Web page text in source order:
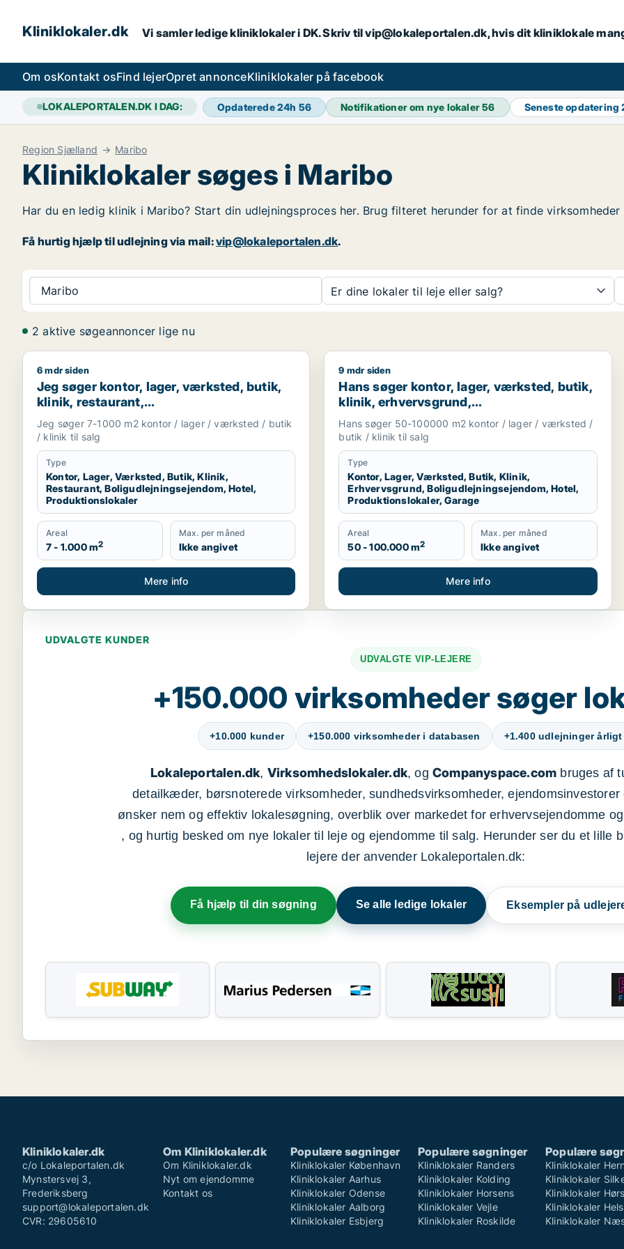
Kliniklokaler.dk Vi samler ledige kliniklokaler i DK. Skriv til vip@lokaleportalen.dk, hvis dit kliniklokale
Om osKontakt osFind lejerOpret annonceKliniklokaler på facebook
LOKALEPORTALEN.DK I DAG: Opdaterede 24h 56 Notifikationer om nye lokaler56 Seneste opdatering
Region Sjælland Maribo
Kliniklokaler søges i Maribo
Har du en ledig klinik i Maribo? Start din udlejningsproces her. Brug filteret herunder for at finde
Få hurtig hjælp til udlejning via mail:vip@lokaleportalen.dk.
Maribo Er dine lokaler til leje eller salg?
2 aktive søgeannoncer lige nu
Jeg søger kontor, lager, værksted, butik, klinik, restaurant, boligudlejningsejendom, hotel eller
6 mdr siden
Jeg søger kontor, lager, værksted, butik,
klinik, restaurant,
boligudlejningsejendom, hotel eller
produktionslokaler til salg i Vordingborg,
Guldborgsund eller Lolland
Jeg søger 7-1000 m2 kontor / lager / værksted / butik
/ klinik til salg
Type
Kontor, Lager, Værksted, Butik, Klinik,
Restaurant, Boligudlejningsejendom, Hotel,
Produktionslokaler
Areal
7 - 1.000 m2
Max. per måned
Ikke angivet
Mere info
Hans søger kontor, lager, værksted, butik, klinik,
9 mdr siden
Hans søger kontor, lager, værksted, butik,
klinik, erhvervsgrund,
boligudlejningsejendom, hotel,
produktionslokaler eller garage til salg i
Region Sjælland
Hans søger 50-100000 m2 kontor / lager / værksted /
butik / klinik til salg
Type
Kontor, Lager, Værksted, Butik, Klinik,
Erhvervsgrund, Boligudlejningsejendom, Hotel,
Produktionslokaler, Garage
Areal
50 - 100.000 m2
Max. per måned
Ikke angivet
Mere info
UDVALGTE KUNDER
UDVALGTE VIP-LEJERE
+150.000 virksomheder søger
+10.000 kunder +150.000 virksomheder i databasen +1.400 udlejninger årligt
Lokaleportalen.dk, Virksomhedslokaler.dk, og Companyspace.com bruges af
detailkæder, børsnoterede virksomheder, sundhedsvirksomheder, ejendomsinvestorer
ønsker nem og effektiv lokalesøgning, overblik over markedet for erhvervsejendomme
, og hurtig besked om nye lokaler til leje og ejendomme til salg. Herunder ser du et lille
lejere der anvender Lokaleportalen.dk:
Få hjælp til din søgning Se alle ledige lokaler Eksempler på
Kliniklokaler.dk
c/o Lokaleportalen.dk
Mynstersvej 3,
Frederiksberg
support@lokaleportalen.dk
CVR: 29605610
Om Kliniklokaler.dk
Om Kliniklokaler.dk
Nyt om ejendomme
Kontakt os
Populære søgninger
Kliniklokaler København
Kliniklokaler Aarhus
Kliniklokaler Odense
Kliniklokaler Aalborg
Kliniklokaler Esbjerg
Populære søgninger
Kliniklokaler Randers
Kliniklokaler Kolding
Kliniklokaler Horsens
Kliniklokaler Vejle
Kliniklokaler Roskilde
Populære
Kliniklokaler
Kliniklokaler
Kliniklokaler
Kliniklokaler
Kliniklokaler